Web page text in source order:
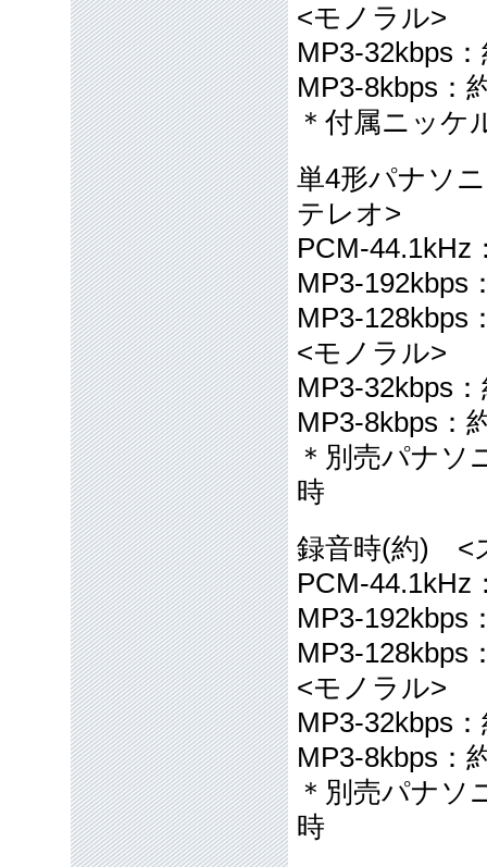
<モノラル>
MP3-32kbps
MP3-8kbps：
＊付属ニッケ
単4形パナソ
テレオ>
PCM-44.1kHz
MP3-192kbps
MP3-128kbps
<モノラル>
MP3-32kbps
MP3-8kbps：
＊別売パナソ
時
録音時(約) <
PCM-44.1kHz
MP3-192kbps
MP3-128kbps
<モノラル>
MP3-32kbps
MP3-8kbps：
＊別売パナソ
時